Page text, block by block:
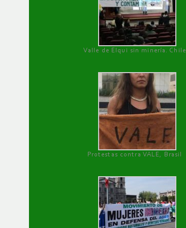
Valle de Elqui sin minería. Chile
Protestas contra VALE, Brasil